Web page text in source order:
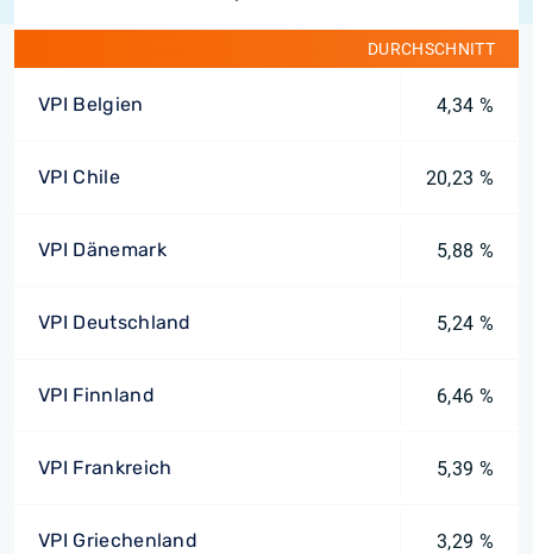
DURCHSCHNITT
VPI Belgien 4,34 %
VPI Chile 20,23 %
VPI Dänemark 5,88 %
VPI Deutschland 5,24 %
VPI Finnland 6,46 %
VPI Frankreich 5,39 %
VPI Griechenland 3,29 %